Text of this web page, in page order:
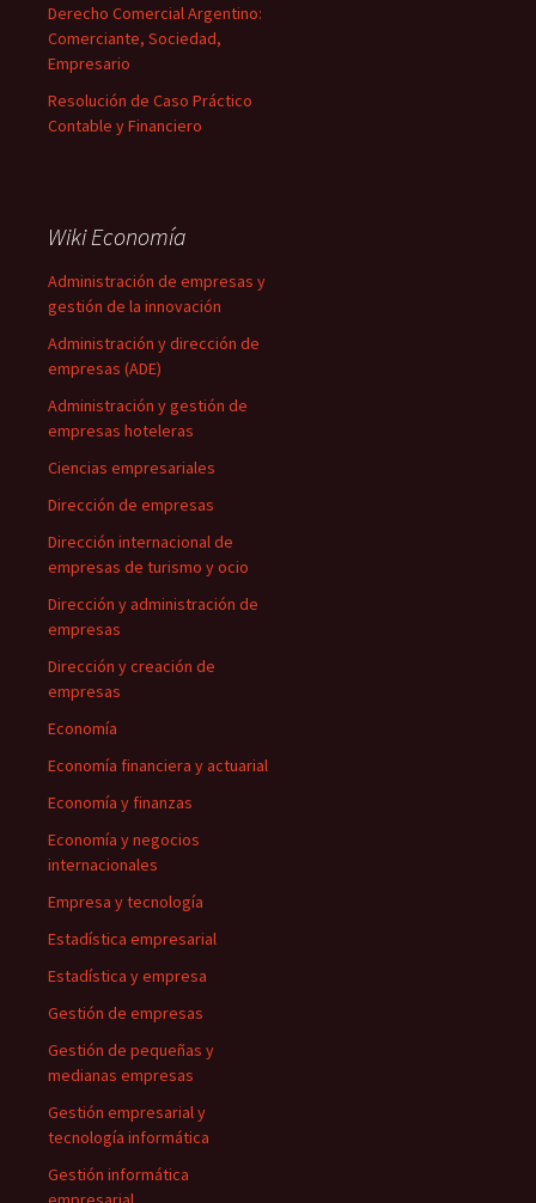
Derecho Comercial Argentino:
Comerciante, Sociedad,
Empresario
Resolución de Caso Práctico
Contable y Financiero
Wiki Economía
Administración de empresas y
gestión de la innovación
Administración y dirección de
empresas (ADE)
Administración y gestión de
empresas hoteleras
Ciencias empresariales
Dirección de empresas
Dirección internacional de
empresas de turismo y ocio
Dirección y administración de
empresas
Dirección y creación de
empresas
Economía
Economía financiera y actuarial
Economía y finanzas
Economía y negocios
internacionales
Empresa y tecnología
Estadística empresarial
Estadística y empresa
Gestión de empresas
Gestión de pequeñas y
medianas empresas
Gestión empresarial y
tecnología informática
Gestión informática